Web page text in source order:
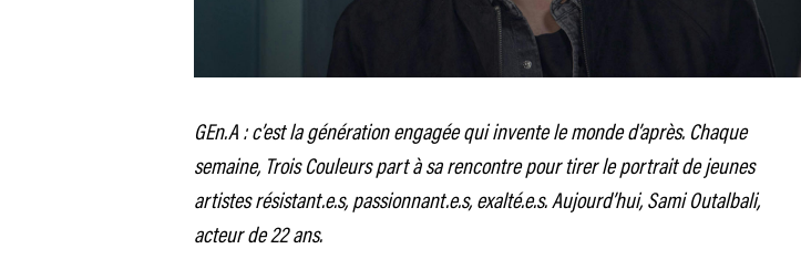
GEn.A : c’est la génération engagée qui invente le monde d’après. Chaque
semaine, Trois Couleurs part à sa rencontre pour tirer le portrait de jeunes
artistes résistant.e.s, passionnant.e.s, exalté.e.s. Aujourd’hui, Sami Outalbali,
acteur de 22 ans.